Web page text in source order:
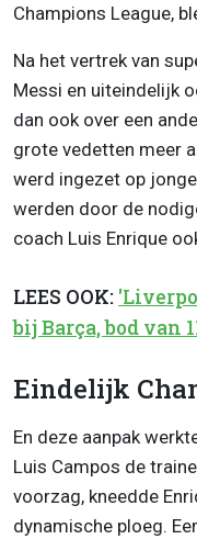
Champions League,
Na het vertrek van
Messi en uiteindelijk
dan ook over een
grote vedetten meer
werd ingezet op
werden door de
coach Luis Enrique
LEES OOK:
bij Barça, bod van
Eindelijk
En deze aanpak
Luis Campos de
voorzag, kneedde
dynamische ploeg.